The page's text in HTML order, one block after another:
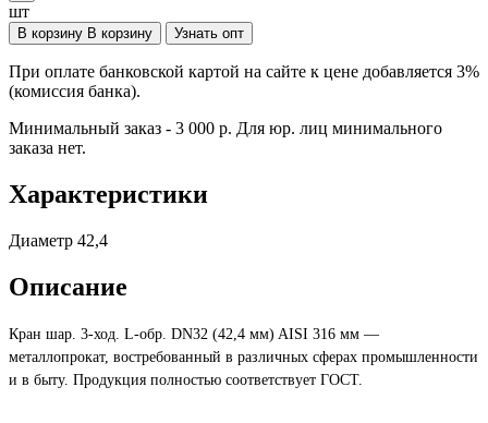
шт
В корзину В корзину Узнать опт
При оплате банковской картой на сайте к цене добавляется 3%
(комиссия банка).
Минимальный заказ - 3 000 р. Для юр. лиц минимального
заказа нет.
Характеристики
Диаметр 42,4
Описание
Кран шар. 3-ход. L-обр. DN32 (42,4 мм) AISI 316 мм —
металлопрокат, востребованный в различных сферах промышленности
и в быту. Продукция полностью соответствует ГОСТ.